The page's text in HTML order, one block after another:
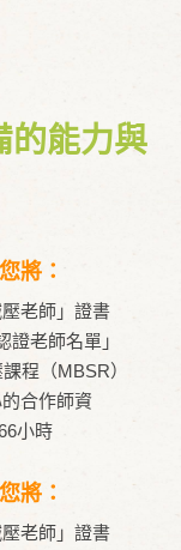
的能力與
將：
老師」證書
老師名單」
程（MBSR）
合作師資
小時
將：
老師」證書